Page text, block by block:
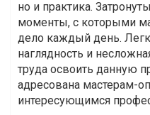
но и практика.
моменты, с которыми
дело каждый день.
наглядность и
труда освоить данную
адресована мастерам-
интересующимся